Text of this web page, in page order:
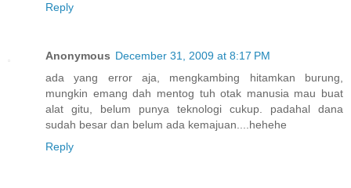
Reply
Anonymous December 31, 2009 at 8:17 PM
ada yang error aja, mengkambing hitamkan burung,
mungkin emang dah mentog tuh otak manusia mau buat
alat gitu, belum punya teknologi cukup. padahal dana
sudah besar dan belum ada kemajuan....hehehe
Reply